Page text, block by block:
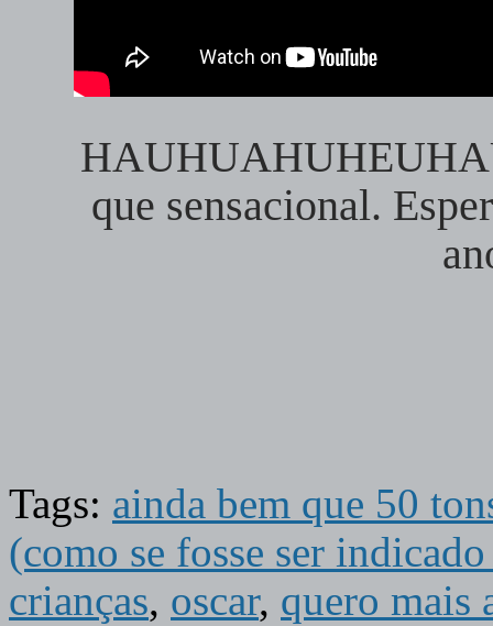
que sensacional.
Tags: ainda bem que 50
(como se fosse ser
crianças, oscar, quero mais